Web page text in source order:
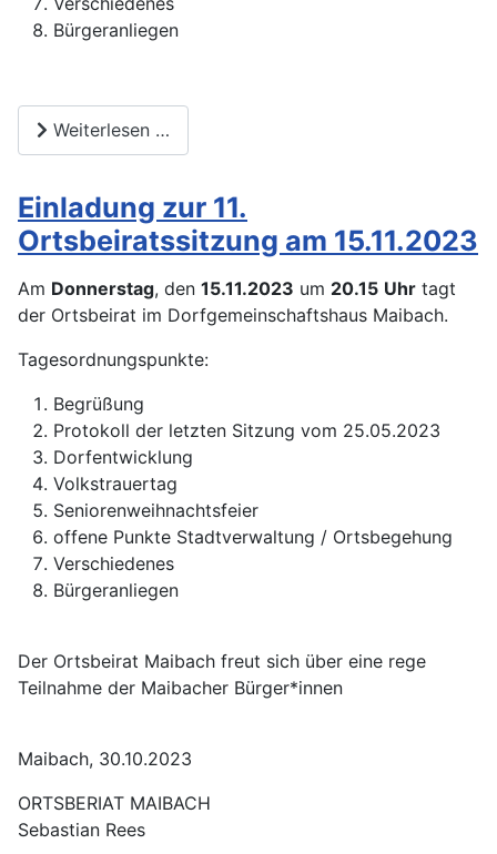
Bürgeranliegen
Weiterlesen …
Einladung zur 11.
Ortsbeiratssitzung am 15.11.2023
Am Donnerstag, den 15.11.2023 um 20.15 Uhr tagt
der Ortsbeirat im Dorfgemeinschaftshaus Maibach.
Tagesordnungspunkte:
Begrüßung
Protokoll der letzten Sitzung vom 25.05.2023
Dorfentwicklung
Volkstrauertag
Seniorenweihnachtsfeier
offene Punkte Stadtverwaltung / Ortsbegehung
Verschiedenes
Bürgeranliegen
Der Ortsbeirat Maibach freut sich über eine rege
Teilnahme der Maibacher Bürger*innen
Maibach, 30.10.2023
ORTSBERIAT MAIBACH
Sebastian Rees